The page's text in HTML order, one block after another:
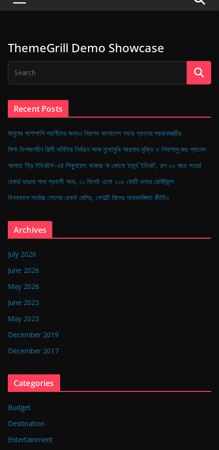
s
e
f
D
i
g
a
l
B
n
g
ThemeGrill Demo Showcase
Recent Posts
মানুষের পাশাপাশি প্রাণীদের জন্যও নিরাপদ বাংলাদেশ গড়ার প্রত্যয় প্রধানমন্ত্রীর
মিশা-ডিপজলহীন শিল্পী সমিতির নির্বাচন আজ মুখোমুখি আরমান-মুক্তি ও শিবাসানু-জয় প্যানেল
আসছে ‘থ্রি ইডিয়টস’-এর সিক্যুয়েল: থাকছে না কোনো ‘চতুর্থ ইডিয়ট’, গল্প ২০ বছর পরের!
রেকর্ড ভাঙার পথে প্রবাসী আয়, ২১ দিনেই এলো ২০৮ কোটি ডলার রেমিট্যান্স
বিশ্বকাপে সর্বোচ্চ গোলের রেকর্ড মেসির, পেনাল্টি মিসের অনাকাঙ্ক্ষিত কীর্তিও
Archives
July 2026
June 2026
May 2026
June 2023
May 2023
December 2019
December 2017
Categories
Budget
Destination
Entertainment